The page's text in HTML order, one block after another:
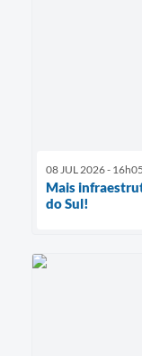
08 JUL 2026 - 16h05
Mais
do Sul!